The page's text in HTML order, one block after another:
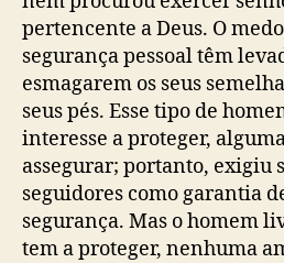
pertencente a Deus. O
segurança pessoal têm
esmagarem os seus
seus pés. Esse tipo de
interesse a proteger,
assegurar; portanto, exigiu
seguidores como garantia
segurança. Mas o homem
tem a proteger, nenhuma